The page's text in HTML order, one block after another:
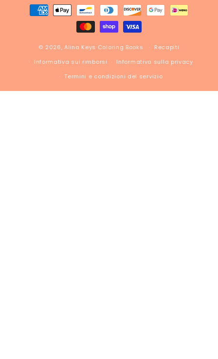
Metodi
© 2026,Alina Keys Coloring Books
Recapiti
Informativa sui rimborsi
Informativa sulla privacy
Termini e condizioni del servizio